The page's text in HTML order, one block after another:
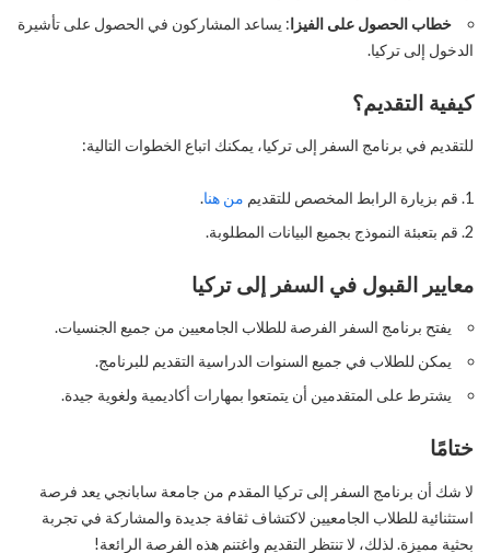
خطاب الحصول على الفيزا: يساعد المشاركون في الحصول على تأشيرة
الدخول إلى تركيا.
كيفية التقديم؟
للتقديم في برنامج السفر إلى تركيا، يمكنك اتباع الخطوات التالية:
قم بزيارة الرابط المخصص للتقديم من هنا.
قم بتعبئة النموذج بجميع البيانات المطلوبة.
معايير القبول في السفر إلى تركيا
يفتح برنامج السفر الفرصة للطلاب الجامعيين من جميع الجنسيات.
يمكن للطلاب في جميع السنوات الدراسية التقديم للبرنامج.
يشترط على المتقدمين أن يتمتعوا بمهارات أكاديمية ولغوية جيدة.
ختامًا
لا شك أن برنامج السفر إلى تركيا المقدم من جامعة سابانجي يعد فرصة
استثنائية للطلاب الجامعيين لاكتشاف ثقافة جديدة والمشاركة في تجربة
بحثية مميزة. لذلك، لا تنتظر التقديم واغتنم هذه الفرصة الرائعة!